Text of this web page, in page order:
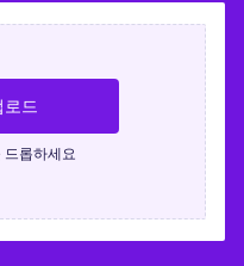
드
드롭하세요